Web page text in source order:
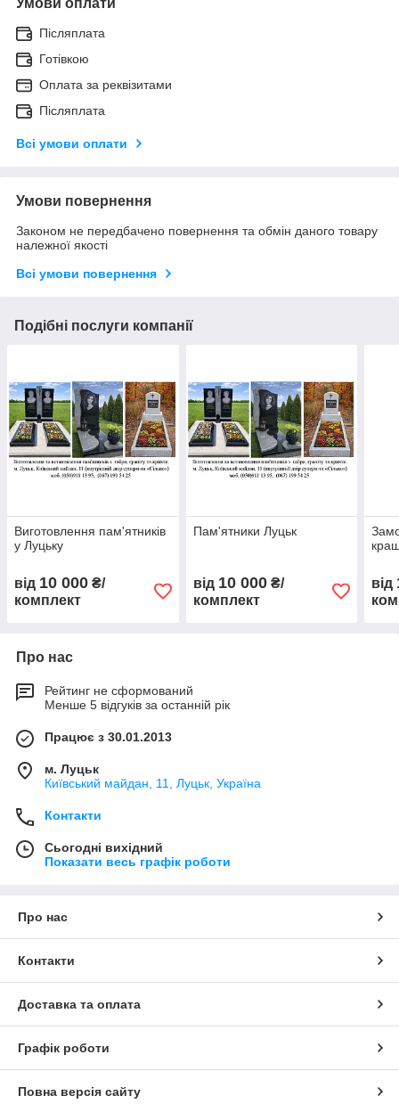
Післяплата
Готівкою
Оплата за реквізитами
Післяплата
Всі умови оплати
Умови повернення
Законом не передбачено повернення та обмін даного товару
належної якості
Всі умови повернення
Подібні послуги компанії
Виготовлення пам'ятників
у Луцьку
від 10 000 ₴/
комплект
Пам'ятники Луцьк
від 10 000₴/
комплект
від
Про нас
Рейтинг не сформований
Менше 5 відгуків за останній рік
Працює з 30.01.2013
м. Луцьк
Київський майдан, 11, Луцьк, Україна
Контакти
Сьогодні вихідний
Показати весь графік роботи
Про нас
Контакти
Доставка та оплата
Графік роботи
Повна версія сайту